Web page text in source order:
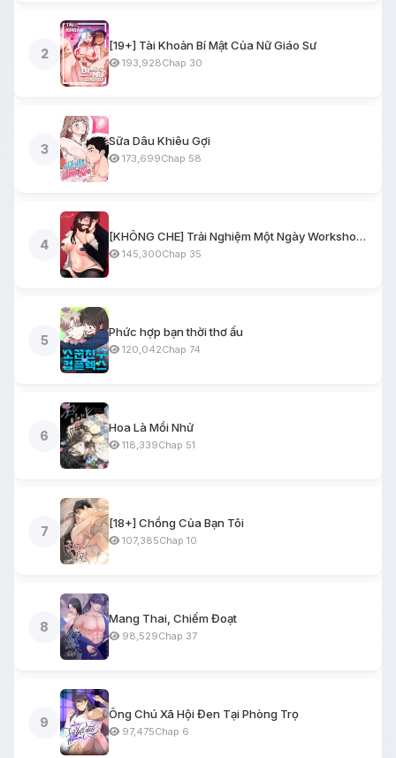
2
[19+] Tài Khoản Bí Mật Của Nữ Giáo Sư
193,928Chap 30
3
Sữa Dâu Khiêu Gợi
173,699Chap 58
4
[KHÔNG CHE] Trải Nghiệm Một Ngày Workshop BDSM
145,300Chap 35
5
Phức hợp bạn thời thơ ấu
120,042Chap 74
6
Hoa Là Mồi Nhử
118,339Chap 51
7
[18+] Chồng Của Bạn Tôi
107,385Chap 10
8
Mang Thai, Chiếm Đoạt
98,529Chap 37
9
Ông Chú Xã Hội Đen Tại Phòng Trọ
97,475Chap 6